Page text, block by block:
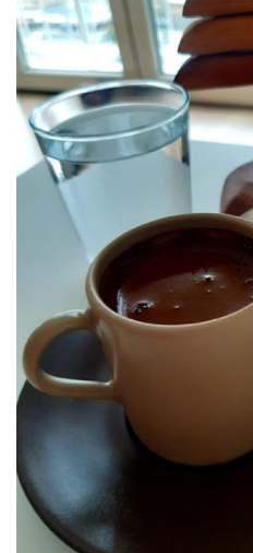
Ağır Sözler
Damar Sözler
Komik Sözler
ilahi sözleri
Dini Sözler
Günaydın Mesajları